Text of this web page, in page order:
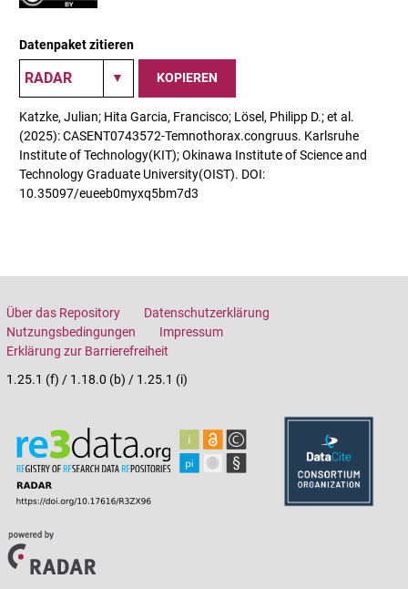
Datenpaket zitieren
KOPIEREN
Katzke, Julian; Hita Garcia, Francisco; Lösel, Philipp D.; et al.
(2025): CASENT0743572-Temnothorax.congruus. Karlsruhe
Institute of Technology(KIT); Okinawa Institute of Science and
Technology Graduate University(OIST). DOI:
10.35097/eueeb0myxq5bm7d3
Über das Repository
Datenschutzerklärung
Nutzungsbedingungen
Impressum
Erklärung zur Barrierefreiheit
1.25.1 (f) / 1.18.0 (b) / 1.25.1 (i)